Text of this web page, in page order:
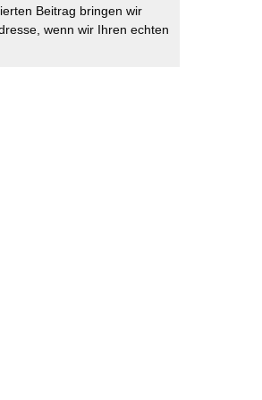
Beitrag bringen wir
wenn wir Ihren echten